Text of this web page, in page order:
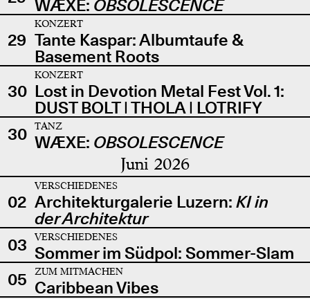
WÆXE: OBSOLESCENCE
29
KONZERT
Tante Kaspar: Albumtaufe &
Basement Roots
30
KONZERT
Lost in Devotion Metal Fest Vol. 1:
DUST BOLT | THOLA | LOTRIFY
30
TANZ
WÆXE: OBSOLESCENCE
Juni 2026
02
VERSCHIEDENES
Architekturgalerie Luzern: KI in
der Architektur
03
VERSCHIEDENES
Sommer im Südpol: Sommer-Slam
05
ZUM MITMACHEN
Caribbean Vibes